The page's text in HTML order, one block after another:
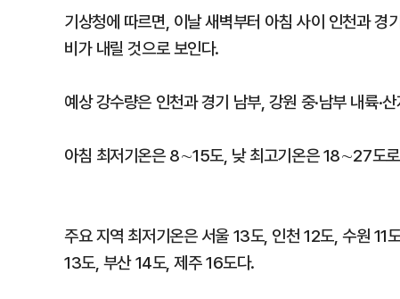
기상청에 따르면, 이날 새벽부터 아침 사이 인천과 경
비가 내릴 것으로 보인다.
예상 강수량은 인천과 경기 남부, 강원 중·남부 내륙
아침 최저기온은 8∼15도, 낮 최고기온은 18∼27도
주요 지역 최저기온은 서울 13도, 인천 12도, 수원
13도, 부산 14도, 제주 16도다.